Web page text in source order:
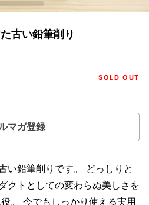
古い鉛筆削り
SOLD OUT
マガ登録
い鉛筆削りです。 どっしりと
クトとしての変わらぬ美しさを
。 今でもしっかり使える実用